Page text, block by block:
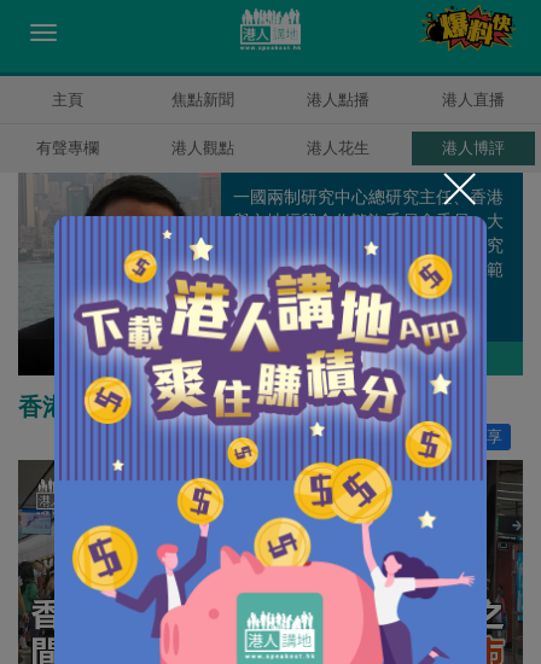
主頁 焦點新聞 港人點播 港人直播
有聲專欄 港人觀點 港人花生 港人博評
方舟
一國兩制研究中心總研究主任、香港
與內地經貿合作諮詢委員會委員、大
嶼山發展諮詢委員會委員，從事研究
工作多年，主力研究政治、經濟等範
疇。
作者其他博評
香港應盡早謀劃「南北快線」
分享
16